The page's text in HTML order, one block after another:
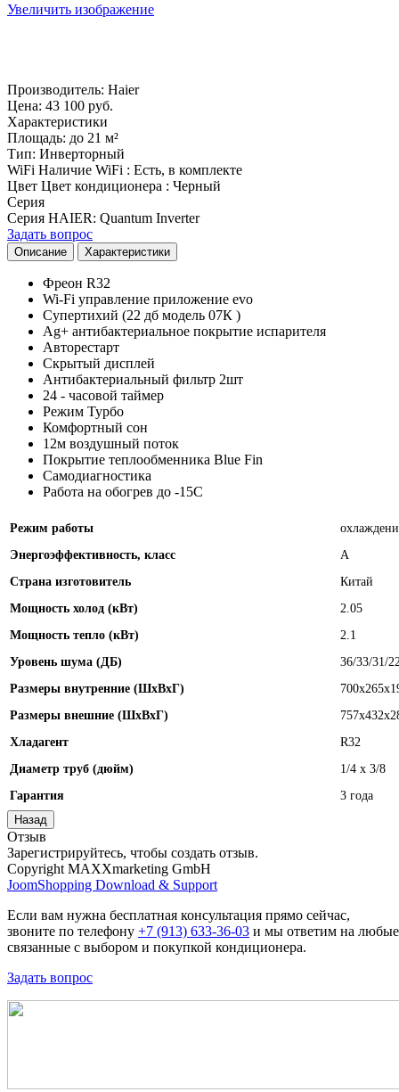
Увеличить изображение
Производитель: Haier
Цена: 43 100 руб.
Характеристики
Площадь: до 21 м²
Тип: Инверторный
WiFi Наличие WiFi : Есть, в комплекте
Цвет Цвет кондиционера : Черный
Серия
Серия HAIER: Quantum Inverter
Задать вопрос
Описание Характеристики
Фреон R32
Wi-Fi управление приложение evo
Супертихий (22 дб модель 07К )
Ag+ антибактериальное покрытие испарителя
Авторестарт
Скрытый дисплей
Антибактериальный фильтр 2шт
24 - часовой таймер
Режим Турбо
Комфортный сон
12м воздушный поток
Покрытие теплообменника Blue Fin
Самодиагностика
Работа на обогрев до -15С
Режим работы
Энергоэффективность, класс
А
Страна изготовитель
Китай
Мощность холод (кВт)
2.05
Мощность тепло (кВт)
2.1
Уровень шума (ДБ)
36/33/31/22
Размеры внутренние (ШхВхГ)
Размеры внешние (ШхВхГ)
Хладагент
R32
Диаметр труб (дюйм)
1/4 x 3/8
Гарантия
3 года
Отзыв
Зарегистрируйтесь, чтобы создать отзыв.
Copyright MAXXmarketing GmbH
JoomShopping Download & Support
Если вам нужна бесплатная консультация прямо сейчас,
звоните по телефону +7 (913) 633-36-03 и мы ответим на
связанные с выбором и покупкой кондиционера.
Задать вопрос